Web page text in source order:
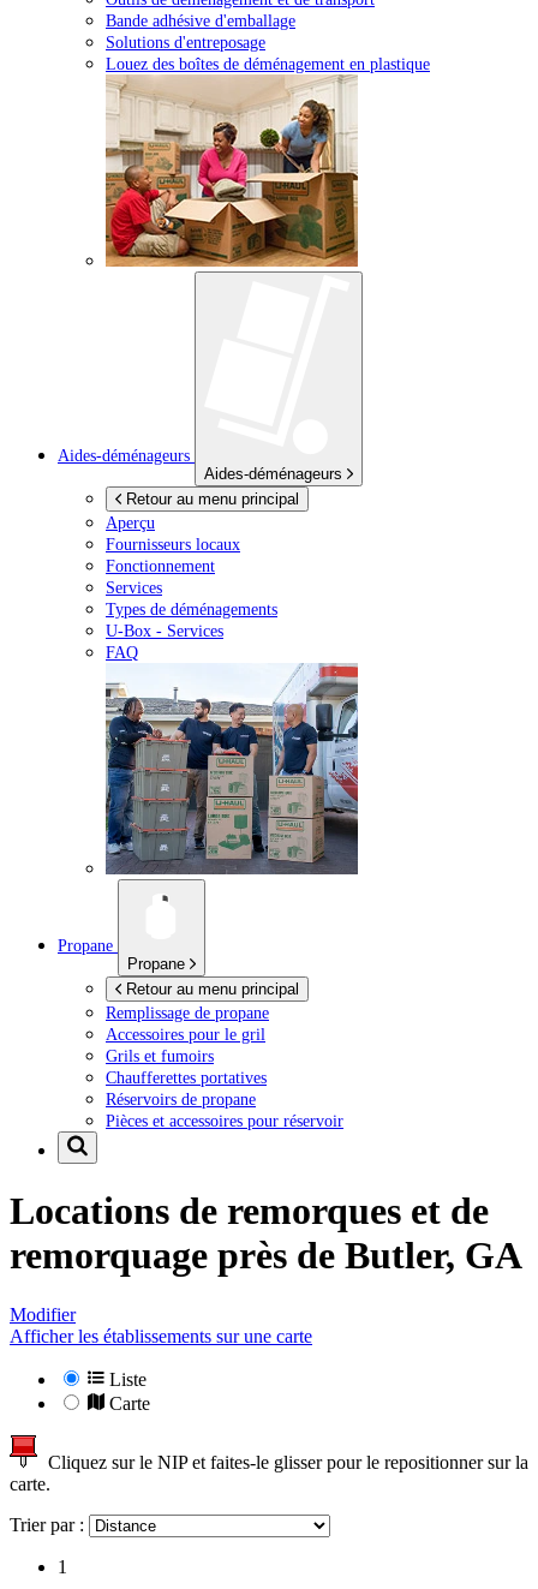
Bande adhésive d'emballage
Solutions d'entreposage
Louez des boîtes de déménagement en plastique
Aides-déménageurs
Aides-déménageurs
Retour au menu principal
Aperçu
Fournisseurs locaux
Fonctionnement
Services
Types de déménagements
U-Box - Services
FAQ
Propane
Propane
Retour au menu principal
Remplissage de propane
Accessoires pour le gril
Grils et fumoirs
Chaufferettes portatives
Réservoirs de propane
Pièces et accessoires pour réservoir
Locations de remorques et de
remorquage près de Butler, GA
Modifier
Afficher les établissements sur une carte
Liste
Carte
Cliquez sur le NIP et faites-le glisser pour le repositionner sur la
carte.
Trier par :
1